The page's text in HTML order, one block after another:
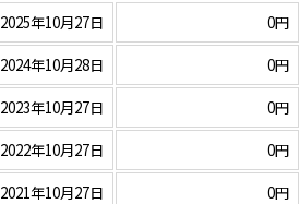
2025年10月27日 0円
2024年10月28日 0円
2023年10月27日 0円
2022年10月27日 0円
2021年10月27日 0円